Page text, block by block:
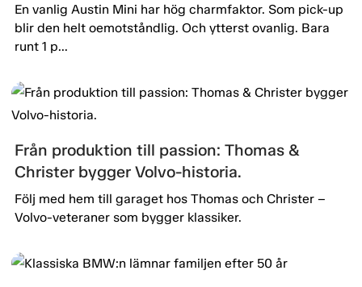
En vanlig Austin Mini har hög charmfaktor. Som pick-up
blir den helt oemotståndlig. Och ytterst ovanlig. Bara
runt 1 p...
Från produktion till passion: Thomas &
Christer bygger Volvo-historia.
Följ med hem till garaget hos Thomas och Christer –
Volvo-veteraner som bygger klassiker.